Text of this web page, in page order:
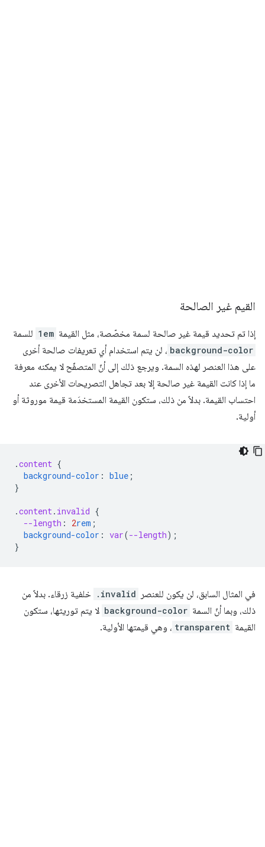
القيم غير الصالحة
إذا تم تحديد قيمة غير صالحة لسمة مخصّصة، مثل القيمة 1em للسمة
background-color ، لن يتم استخدام أي تعريفات صالحة أخرى
على هذا العنصر لهذه السمة. ويرجع ذلك إلى أنّ المتصفّح لا يمكنه معرفة
ما إذا كانت القيمة غير صالحة إلا بعد تجاهل التصريحات الأخرى عند
احتساب القيمة. بدلاً من ذلك، ستكون القيمة المستخدَمة قيمة موروثة أو
أولية.
.content {
background-color : blue ;
}
.content. invalid {
--length : 2rem ;
background-color : var(--length);
}
في المثال السابق، لن يكون للعنصر .invalid خلفية زرقاء. بدلاً من
ذلك، وبما أنّ السمة background-color لا يتم توريثها، ستكون
القيمة transparent ، وهي قيمتها الأولية.